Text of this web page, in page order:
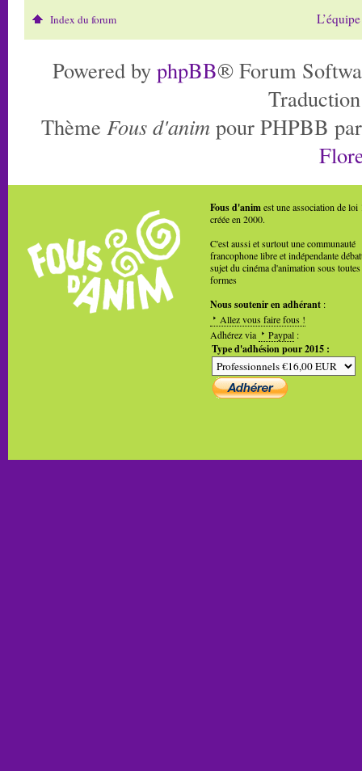
Index du forum
Powered by phpBB® Forum
Thème Fous d'anim pour PHPBB
Fous d'animest une association de loi
créée en 2000.
C'est aussi et surtout une communauté
francophone libre et indépendante
sujet du cinéma d'animation sous toutes
formes
Nous soutenir en adhérant :
Allez vous faire fous !
Adhérez via
Paypal :
Type d'adhésion pour 2015 :